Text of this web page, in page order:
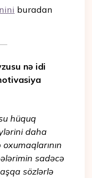
buradan
nə idi
hüquq
daha
sadəcə
sözlərlə